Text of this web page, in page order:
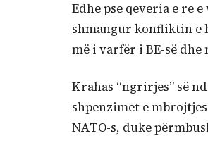
Edhe pse qeveria e re
shmangur konfliktin e
më i varfër i BE-së
Krahas “ngrirjes” së
shpenzimet e
NATO-s, duke